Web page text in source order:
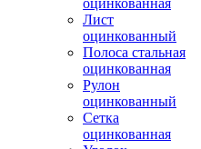
оцинкованная
Лист
оцинкованный
Полоса стальная
оцинкованная
Рулон
оцинкованный
Сетка
оцинкованная